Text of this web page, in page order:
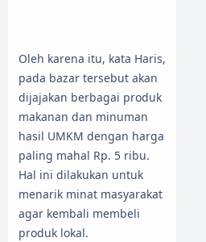
Oleh karena itu, kata Haris,
pada bazar tersebut akan
dijajakan berbagai produk
makanan dan minuman
hasil UMKM dengan harga
paling mahal Rp. 5 ribu.
Hal ini dilakukan untuk
menarik minat masyarakat
agar kembali membeli
produk lokal.